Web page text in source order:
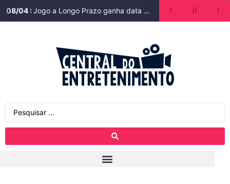
08/04 :Jogo a Longo Prazo ganha data de estreia na Bienal do Livro de São Paulo